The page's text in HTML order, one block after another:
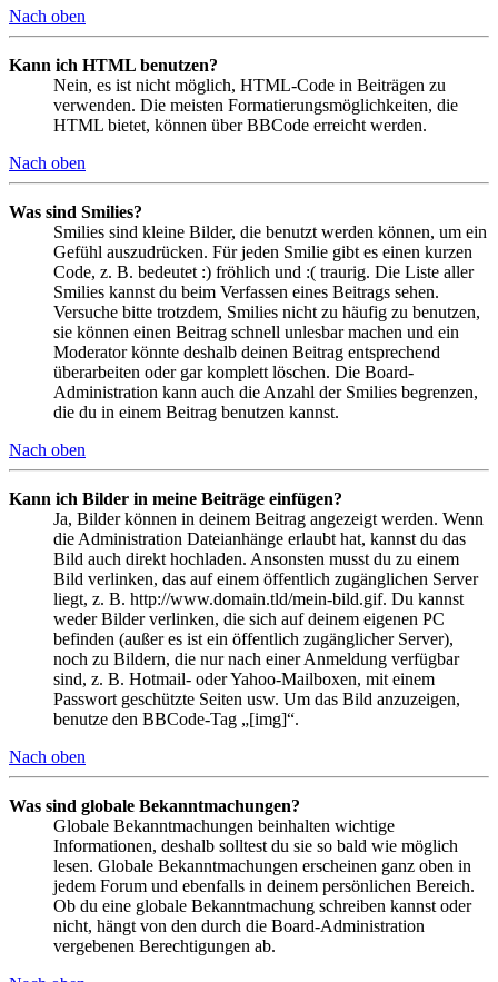
Nach oben
Kann ich HTML benutzen?
Nein, es ist nicht möglich, HTML-Code in Beiträgen zu
verwenden. Die meisten Formatierungsmöglichkeiten, die
HTML bietet, können über BBCode erreicht werden.
Nach oben
Was sind Smilies?
Smilies sind kleine Bilder, die benutzt werden können, um ein
Gefühl auszudrücken. Für jeden Smilie gibt es einen kurzen
Code, z. B. bedeutet :) fröhlich und :( traurig. Die Liste aller
Smilies kannst du beim Verfassen eines Beitrags sehen.
Versuche bitte trotzdem, Smilies nicht zu häufig zu benutzen,
sie können einen Beitrag schnell unlesbar machen und ein
Moderator könnte deshalb deinen Beitrag entsprechend
überarbeiten oder gar komplett löschen. Die Board-
Administration kann auch die Anzahl der Smilies begrenzen,
die du in einem Beitrag benutzen kannst.
Nach oben
Kann ich Bilder in meine Beiträge einfügen?
Ja, Bilder können in deinem Beitrag angezeigt werden. Wenn
die Administration Dateianhänge erlaubt hat, kannst du das
Bild auch direkt hochladen. Ansonsten musst du zu einem
Bild verlinken, das auf einem öffentlich zugänglichen Server
liegt, z. B. http://www.domain.tld/mein-bild.gif. Du kannst
weder Bilder verlinken, die sich auf deinem eigenen PC
befinden (außer es ist ein öffentlich zugänglicher Server),
noch zu Bildern, die nur nach einer Anmeldung verfügbar
sind, z. B. Hotmail- oder Yahoo-Mailboxen, mit einem
Passwort geschützte Seiten usw. Um das Bild anzuzeigen,
benutze den BBCode-Tag „[img]“.
Nach oben
Was sind globale Bekanntmachungen?
Globale Bekanntmachungen beinhalten wichtige
Informationen, deshalb solltest du sie so bald wie möglich
lesen. Globale Bekanntmachungen erscheinen ganz oben in
jedem Forum und ebenfalls in deinem persönlichen Bereich.
Ob du eine globale Bekanntmachung schreiben kannst oder
nicht, hängt von den durch die Board-Administration
vergebenen Berechtigungen ab.